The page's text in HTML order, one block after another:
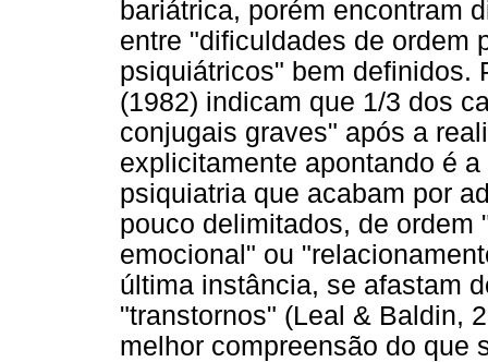
bariátrica, porém encontram
entre "dificuldades de ordem
psiquiátricos" bem definidos.
(1982) indicam que 1/3 dos
conjugais graves" após a
explicitamente apontando é
psiquiatria que acabam por
pouco delimitados, de
emocional" ou
última instância, se afastam
"transtornos" (Leal & Baldin,
melhor compreensão do que